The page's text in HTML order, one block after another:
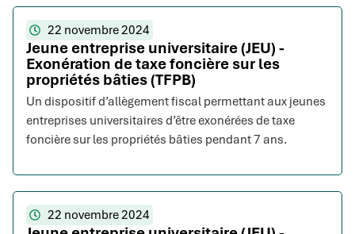
22 novembre 2024
Jeune entreprise universitaire (JEU) -
Exonération de taxe foncière sur les
propriétés bâties (TFPB)
Un dispositif d’allègement fiscal permettant aux jeunes
entreprises universitaires d’être exonérées de taxe
foncière sur les propriétés bâties pendant 7 ans.
22 novembre 2024